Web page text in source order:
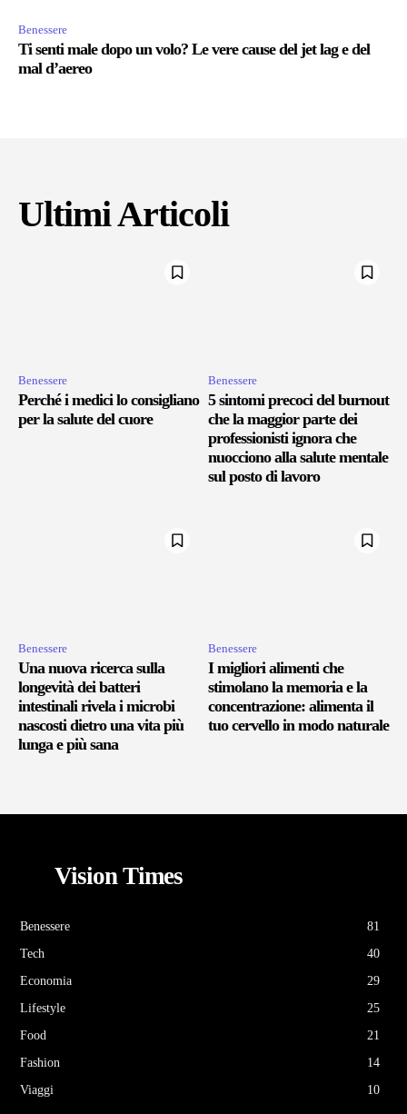
Benessere
Ti senti male dopo un volo? Le vere cause del jet lag e del
mal d’aereo
Ultimi Articoli
Benessere
Perché i medici lo consigliano
per la salute del cuore
Benessere
5 sintomi precoci del burnout
che la maggior parte dei
professionisti ignora che
nuocciono alla salute mentale
sul posto di lavoro
Benessere
Una nuova ricerca sulla
longevità dei batteri
intestinali rivela i microbi
nascosti dietro una vita più
lunga e più sana
Benessere
I migliori alimenti che
stimolano la memoria e la
concentrazione: alimenta il
tuo cervello in modo naturale
Vision Times
Benessere
81
Tech
40
Economia
29
Lifestyle
25
Food
21
Fashion
14
Viaggi
10